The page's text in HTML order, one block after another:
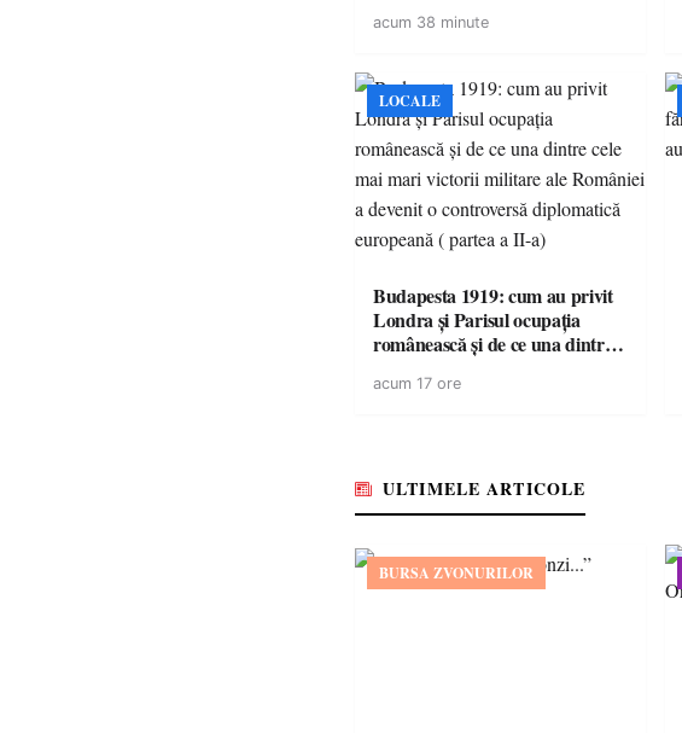
acum 38 minute
LOCALE
Budapesta 1919: cum au privit
Londra și Parisul ocupația
românească și de ce una dintre
României a devenit o
acum 17 ore
ULTIMELE ARTICOLE
BURSA ZVONURILOR